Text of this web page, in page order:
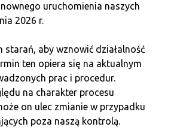
zakupy poprzez banki. Zaletą
dostępu do szerokiej gamy
portfelem inwestycyjnym.
którzy chcą dywersyfikować
skorzystać z licznych narzędzi
biura maklerskie.
uruchomienia naszych
2026 r.
starań, aby wznowić działalność
ten opiera się na aktualnym
prac i procedur.
na charakter procesu
on ulec zmianie w przypadku
poza naszą kontrolą.